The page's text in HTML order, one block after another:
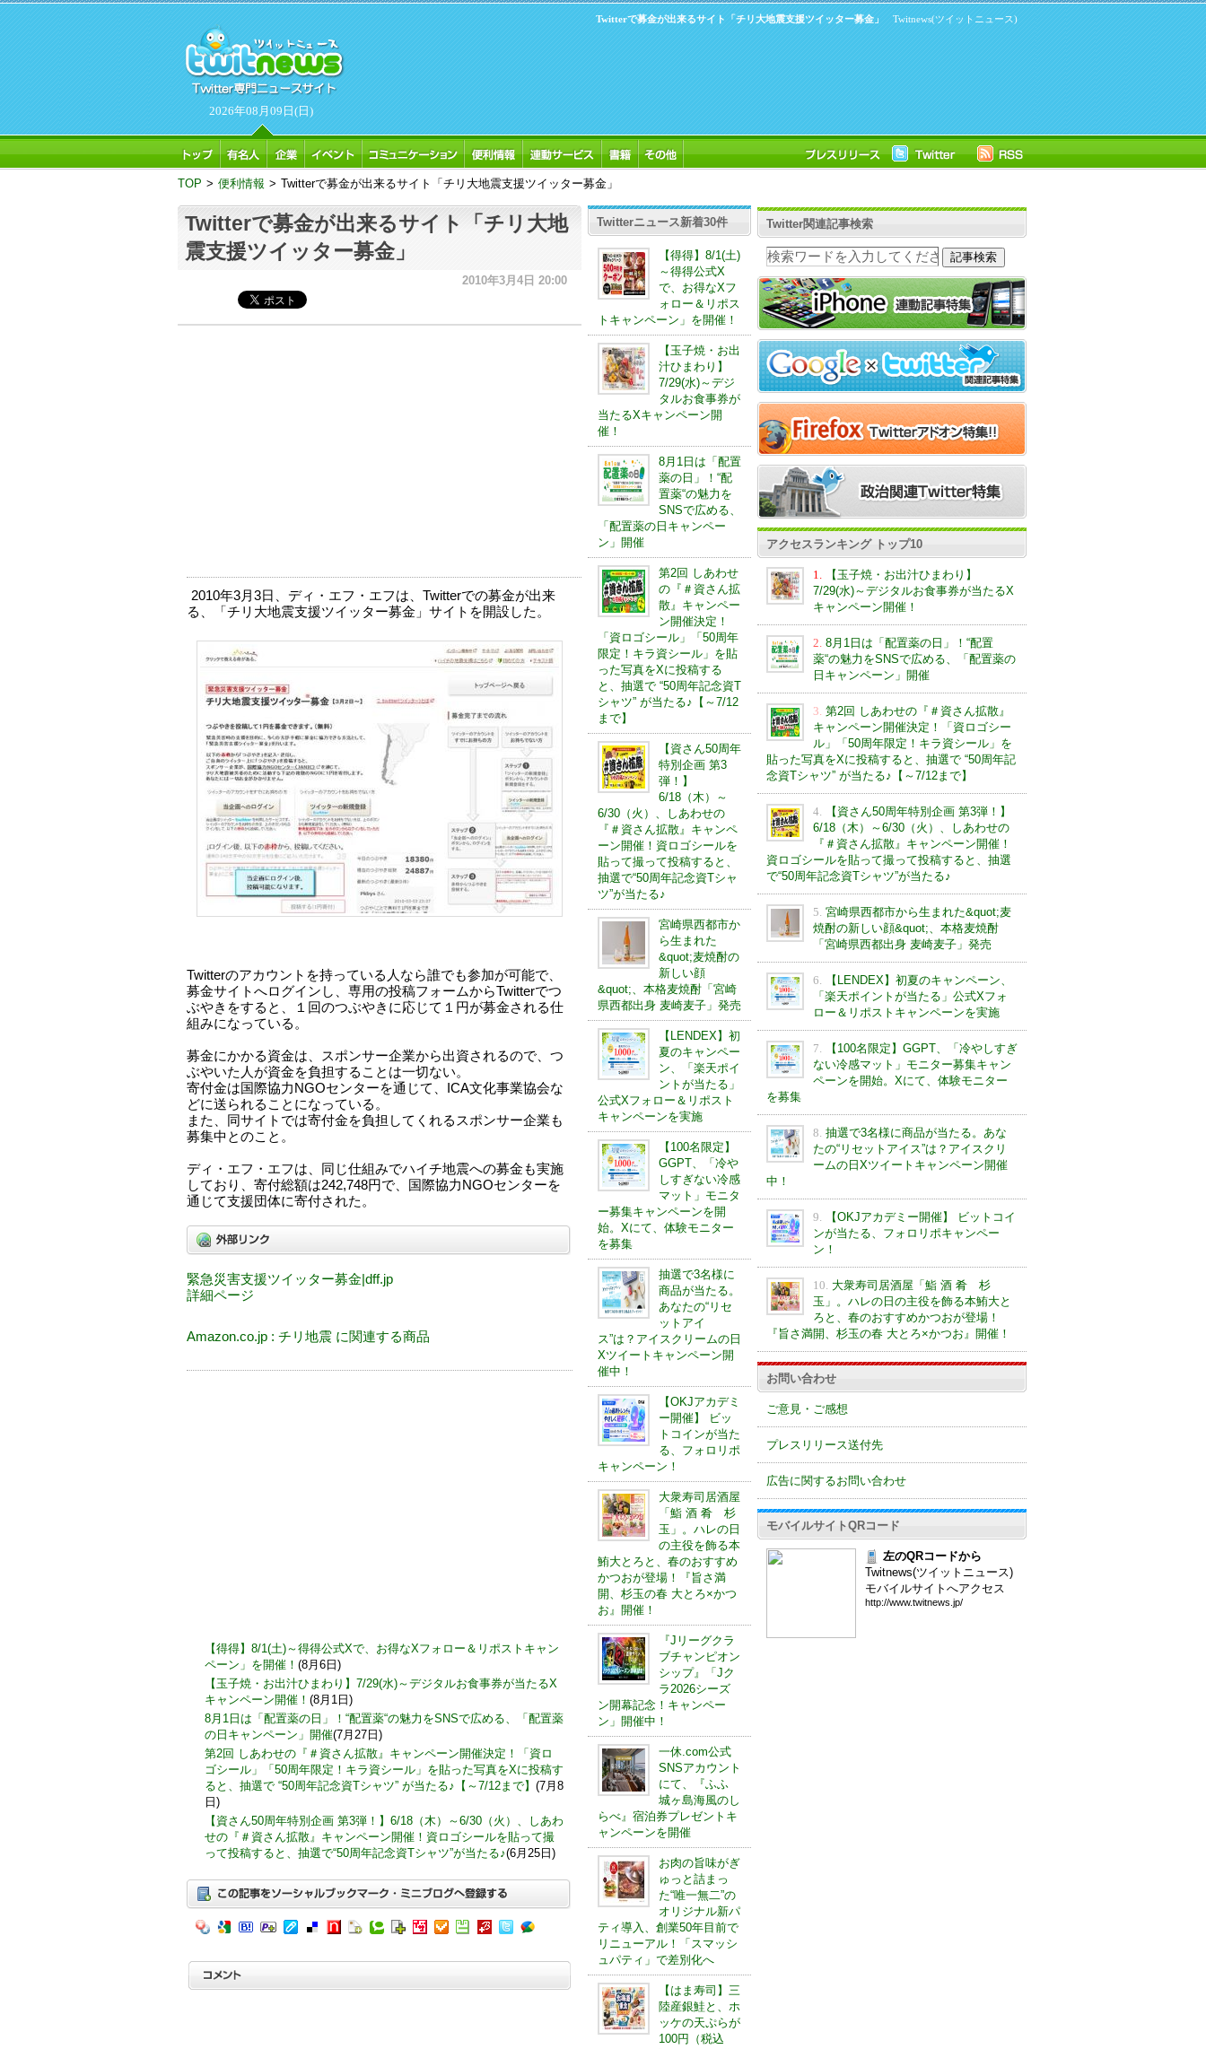
2026年08月09日(日)
Twitnews(ツイットニュース)
Twitterで募金が出来るサイト「チリ大地震支援ツイッター募金」
TOP > 便利情報 > Twitterで募金が出来るサイト「チリ大地震支援ツイッター募金」
Twitterで募金が出来るサイト「チリ大地
震支援ツイッター募金」
2010年3月4日 20:00
2010年3月3日、ディ・エフ・エフは、Twitterでの募金が出来
る、「チリ大地震支援ツイッター募金」サイトを開設した。
Twitterのアカウントを持っている人なら誰でも参加が可能で、
募金サイトへログインし、専用の投稿フォームからTwitterでつ
ぶやきをすると、１回のつぶやきに応じて１円が募金される仕
組みになっている。
募金にかかる資金は、スポンサー企業から出資されるので、つ
ぶやいた人が資金を負担することは一切ない。
寄付金は国際協力NGOセンターを通じて、ICA文化事業協会な
どに送られることになっている。
また、同サイトでは寄付金を負担してくれるスポンサー企業も
募集中とのこと。
ディ・エフ・エフは、同じ仕組みでハイチ地震への募金も実施
しており、寄付総額は242,748円で、国際協力NGOセンターを
通じて支援団体に寄付された。
緊急災害支援ツイッター募金|dff.jp
詳細ページ
Amazon.co.jp : チリ地震 に関連する商品
【得得】8/1(土)～得得公式Xで、お得なXフォロー＆リポストキャン
ペーン」を開催！ (8月6日)
【玉子焼・お出汁ひまわり】7/29(水)～デジタルお食事券が当たるX
キャンペーン開催！ (8月1日)
8月1日は「配置薬の日」！“配置薬“の魅力をSNSで広める、「配置薬
の日キャンペーン」開催(7月27日)
第2回 しあわせの『＃資さん拡散』キャンペーン開催決定！「資ロ
ゴシール」「50周年限定！キラ資シール」を貼った写真をXに投稿す
ると、抽選で “50周年記念資Tシャツ” が当たる♪【～7/12まで】 (7月8
日)
【資さん50周年特別企画 第3弾！】6/18（木）～6/30（火）、しあわ
せの『＃資さん拡散』キャンペーン開催！資ロゴシールを貼って撮
って投稿すると、抽選で“50周年記念資Tシャツ”が当たる♪(6月25日)
Twitterニュース新着30件
【得得】8/1(土)
～得得公式X
で、お得なXフ
ォロー＆リポス
トキャンペーン」を開催！
【玉子焼・お出
汁ひまわり】
7/29(水)～デジ
タルお食事券が
当たるXキャンペーン開
催！
8月1日は「配置
薬の日」！“配
置薬“の魅力を
SNSで広める、
「配置薬の日キャンペー
ン」開催
第2回 しあわせ
の『＃資さん拡
散』キャンペー
ン開催決定！
「資ロゴシール」「50周年
限定！キラ資シール」を貼
った写真をXに投稿する
と、抽選で “50周年記念資T
シャツ” が当たる♪【～7/12
まで】
【資さん50周年
特別企画 第3
弾！】
6/18（木）～
6/30（火）、しあわせの
『＃資さん拡散』キャンペ
ーン開催！資ロゴシールを
貼って撮って投稿すると、
抽選で“50周年記念資Tシャ
ツ”が当たる♪
宮崎県西都市か
ら生まれた
&quot;麦焼酎の
新しい顔
&quot;、本格麦焼酎「宮崎
県西都出身 麦崎麦子」発売
【LENDEX】初
夏のキャンペー
ン、「楽天ポイ
ントが当たる」
公式Xフォロー＆リポスト
キャンペーンを実施
【100名限定】
GGPT、「冷や
しすぎない冷感
マット」モニタ
ー募集キャンペーンを開
始。Xにて、体験モニター
を募集
抽選で3名様に
商品が当たる。
あなたの“リセ
ットアイ
ス”は？アイスクリームの日
Xツイートキャンペーン開
催中！
【OKJアカデミ
ー開催】 ビッ
トコインが当た
る、フォロリポ
キャンペーン！
大衆寿司居酒屋
「鮨 酒 肴 杉
玉」。ハレの日
の主役を飾る本
鮪大とろと、春のおすすめ
かつおが登場！『旨さ満
開、杉玉の春 大とろ×かつ
お』開催！
『Jリーグクラ
ブチャンピオン
シップ』「Jク
ラ2026シーズ
ン開幕記念！キャンペー
ン」開催中！
一休.com公式
SNSアカウント
にて、『ふふ
城ヶ島海風のし
らべ』宿泊券プレゼントキ
ャンペーンを開催
お肉の旨味がぎ
ゅっと詰まっ
た“唯一無二”の
オリジナル新パ
ティ導入、創業50年目前で
リニューアル！「スマッシ
ュパティ」で差別化へ
【はま寿司】三
陸産銀鮭と、ホ
ッケの天ぷらが
100円（税込
Twitter関連記事検索
アクセスランキング トップ10
1.
【玉子焼・お出汁ひまわり】
7/29(水)～デジタルお食事券が当たるX
キャンペーン開催！
2. 8月1日は「配置薬の日」！“配置
薬“の魅力をSNSで広める、「配置薬の
日キャンペーン」開催
3. 第2回 しあわせの『＃資さん拡散』
キャンペーン開催決定！「資ロゴシー
ル」「50周年限定！キラ資シール」を
貼った写真をXに投稿すると、抽選で “50周年記
念資Tシャツ” が当たる♪【～7/12まで】
4.
【資さん50周年特別企画 第3弾！】
6/18（木）～6/30（火）、しあわせの
『＃資さん拡散』キャンペーン開催！
資ロゴシールを貼って撮って投稿すると、抽選
で“50周年記念資Tシャツ”が当たる♪
5. 宮崎県西都市から生まれた&quot;麦
焼酎の新しい顔&quot;、本格麦焼酎
「宮崎県西都出身 麦崎麦子」発売
6.
【LENDEX】初夏のキャンペーン、
「楽天ポイントが当たる」公式Xフォ
ロー＆リポストキャンペーンを実施
7.
【100名限定】GGPT、「冷やしすぎ
ない冷感マット」モニター募集キャン
ペーンを開始。Xにて、体験モニター
を募集
8. 抽選で3名様に商品が当たる。あな
たの“リセットアイス”は？アイスクリ
ームの日Xツイートキャンペーン開催
中！
9.
【OKJアカデミー開催】 ビットコイ
ンが当たる、フォロリポキャンペー
ン！
10. 大衆寿司居酒屋「鮨 酒 肴 杉
玉」。ハレの日の主役を飾る本鮪大と
ろと、春のおすすめかつおが登場！
『旨さ満開、杉玉の春 大とろ×かつお』開催！
お問い合わせ
ご意見・ご感想
プレスリリース送付先
広告に関するお問い合わせ
モバイルサイトQRコード
左のQRコードから
Twitnews(ツイットニュース)
モバイルサイトへアクセス
http://www.twitnews.jp/